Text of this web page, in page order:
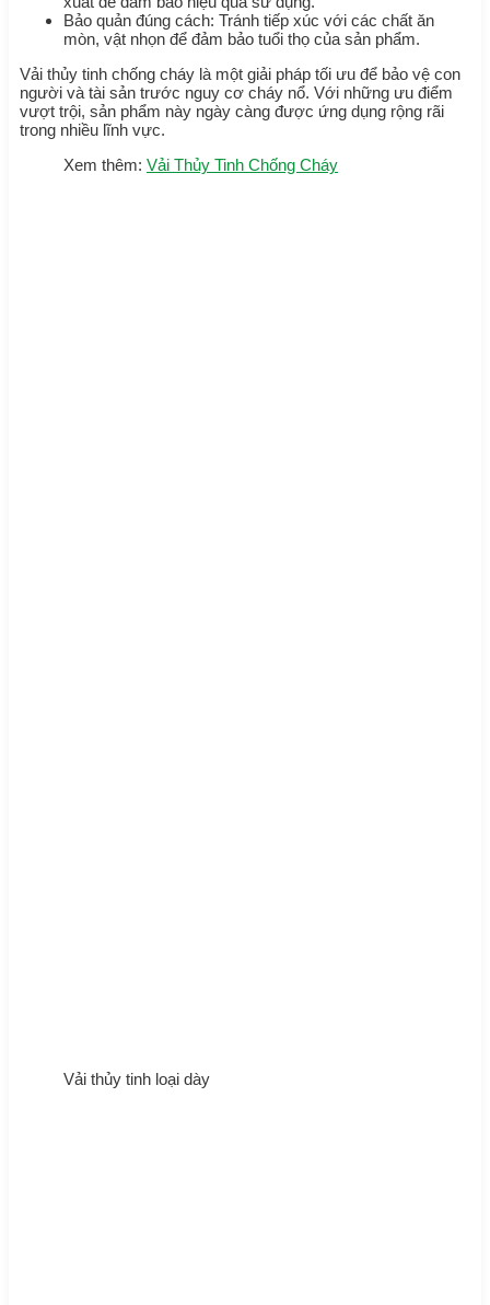
Bảo quản đúng cách: Tránh tiếp xúc với các chất ăn
mòn, vật nhọn để đảm bảo tuổi thọ của sản phẩm.
Vải thủy tinh chống cháy là một giải pháp tối ưu để bảo vệ con
người và tài sản trước nguy cơ cháy nổ. Với những ưu điểm
vượt trội, sản phẩm này ngày càng được ứng dụng rộng rãi
trong nhiều lĩnh vực.
Xem thêm: Vải Thủy Tinh Chống Cháy
Vải thủy tinh loại dày